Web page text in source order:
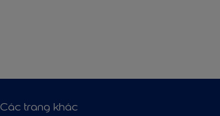
Các trang khác